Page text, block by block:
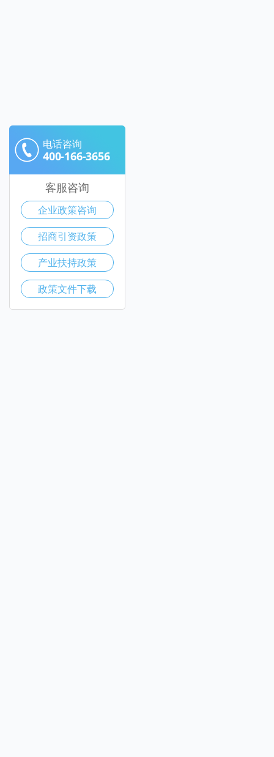
电话咨询
400-166-3656
客服咨询
企业政策咨询
招商引资政策
产业扶持政策
政策文件下载